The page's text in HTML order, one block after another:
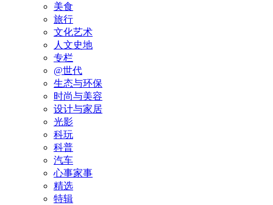
美食
旅行
文化艺术
人文史地
专栏
@世代
生态与环保
时尚与美容
设计与家居
光影
科玩
科普
汽车
心事家事
精选
特辑